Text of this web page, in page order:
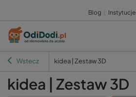
Blog Instytucje
Wstecz kidea | Zestaw 3D
kidea | Zestaw 3D